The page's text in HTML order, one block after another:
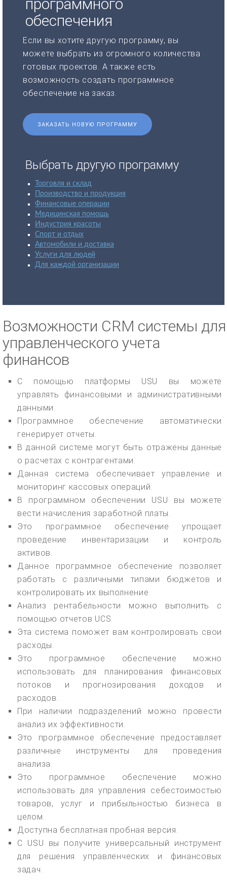
программного
обеспечения
Если вы хотите другую программу, вы
можете выбрать из огромного количества
готовых проектов. А также есть
возможность создать программное
обеспечение на заказ.
ЗАКАЗАТЬ НОВУЮ ПРОГРАММУ
Выбрать другую программу
Торговля и склад
Производство и продукция
Финансовые операции
Медицинская помощь
Индустрия красоты
Спорт и отдых
Автомобили и доставка
Услуги для людей
Для каждой организации
Возможности CRM системы для
управленческого учета
финансов
С помощью платформы USU вы можете
управлять финансовыми и административными
данными.
Программное обеспечение автоматически
генерирует отчеты.
В данной системе могут быть отражены данные
о расчетах с контрагентами.
Данная система обеспечивает управление и
мониторинг кассовых операций.
В программном обеспечении USU вы можете
вести начисления заработной платы.
Это программное обеспечение упрощает
проведение инвентаризации и контроль
активов.
Данное программное обеспечение позволяет
работать с различными типами бюджетов и
контролировать их выполнение.
Анализ рентабельности можно выполнить с
помощью отчетов UCS.
Эта система поможет вам контролировать свои
расходы.
Это программное обеспечение можно
использовать для планирования финансовых
потоков и прогнозирования доходов и
расходов.
При наличии подразделений можно провести
анализ их эффективности.
Это программное обеспечение предоставляет
различные инструменты для проведения
анализа.
Это программное обеспечение можно
использовать для управления себестоимостью
товаров, услуг и прибыльностью бизнеса в
целом.
Доступна бесплатная пробная версия.
С USU вы получите универсальный инструмент
для решения управленческих и финансовых
задач.